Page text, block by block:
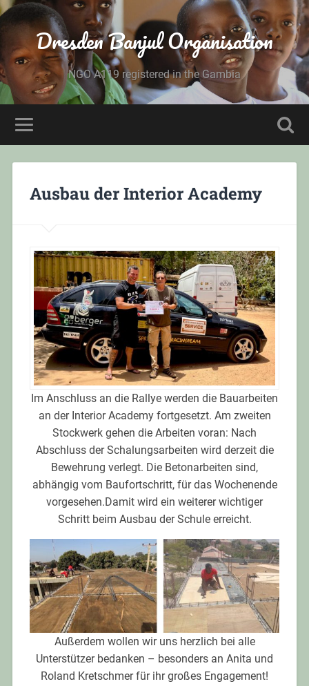
Dresden Banjul Organisation
NGO A119 registered in the Gambia
Ausbau der Interior Academy
Im Anschluss an die Rallye werden die Bauarbeiten
an der Interior Academy fortgesetzt. Am zweiten
Stockwerk gehen die Arbeiten voran: Nach
Abschluss der Schalungsarbeiten wird derzeit die
Bewehrung verlegt. Die Betonarbeiten sind,
abhängig vom Baufortschritt, für das Wochenende
vorgesehen.Damit wird ein weiterer wichtiger
Schritt beim Ausbau der Schule erreicht.
Außerdem wollen wir uns herzlich bei alle
Unterstützer bedanken – besonders an Anita und
Roland Kretschmer für ihr großes Engagement!